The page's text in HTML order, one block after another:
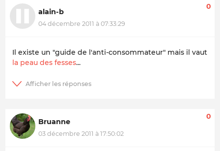
alain-b
04 décembre 2011 à 07:33:29
0
Il existe un "guide de l'anti-consommateur" mais il vaut
la peau des fesses...
Bruanne
03 décembre 2011 à 17:50:02
0